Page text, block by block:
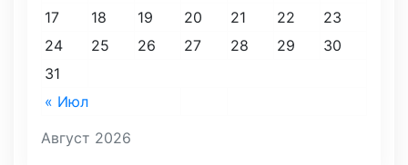
Август 2026
« Июл
17
18 19 20 21 22
23
24
25 26 27 28 29
30
31